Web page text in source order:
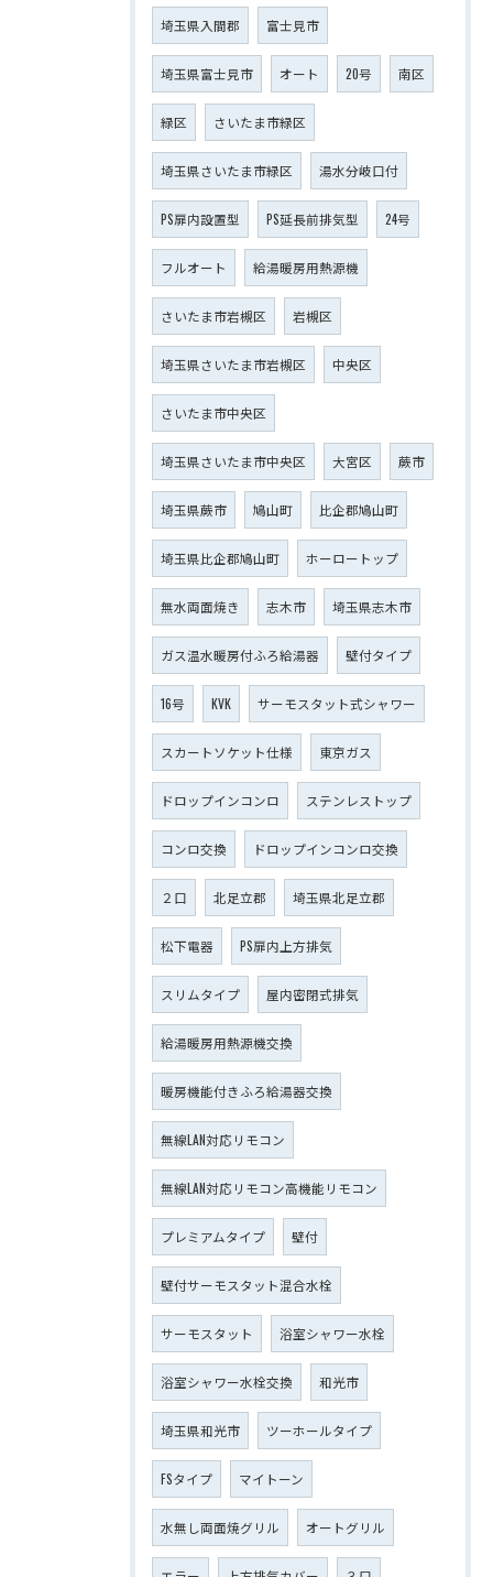
埼玉県入間郡 富士見市
埼玉県富士見市 オート 20号 南区
緑区 さいたま市緑区
埼玉県さいたま市緑区 湯水分岐口付
PS扉内設置型 PS延長前排気型 24号
フルオート 給湯暖房用熱源機
さいたま市岩槻区 岩槻区
埼玉県さいたま市岩槻区 中央区
さいたま市中央区
埼玉県さいたま市中央区 大宮区 蕨市
埼玉県蕨市 鳩山町 比企郡鳩山町
埼玉県比企郡鳩山町 ホーロートップ
無水両面焼き 志木市 埼玉県志木市
ガス温水暖房付ふろ給湯器 壁付タイプ
16号 KVK サーモスタット式シャワー
スカートソケット仕様 東京ガス
ドロップインコンロ ステンレストップ
コンロ交換 ドロップインコンロ交換
２口 北足立郡 埼玉県北足立郡
松下電器 PS扉内上方排気
スリムタイプ 屋内密閉式排気
給湯暖房用熱源機交換
暖房機能付きふろ給湯器交換
無線LAN対応リモコン
無線LAN対応リモコン高機能リモコン
プレミアムタイプ 壁付
壁付サーモスタット混合水栓
サーモスタット 浴室シャワー水栓
浴室シャワー水栓交換 和光市
埼玉県和光市 ツーホールタイプ
FSタイプ マイトーン
水無し両面焼グリル オートグリル